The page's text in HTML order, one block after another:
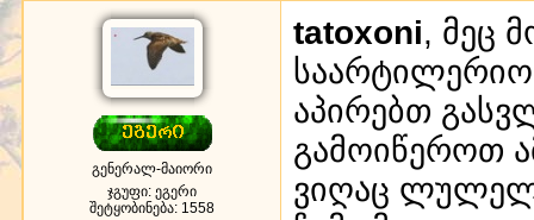
გენერალ-მაიორი
ჯგუფი: ეგერი
შეტყობინება: 1558
tatoxoni, მეც
საარტილერიო
აპირებთ
გამოიწეროთ
ვიღაც